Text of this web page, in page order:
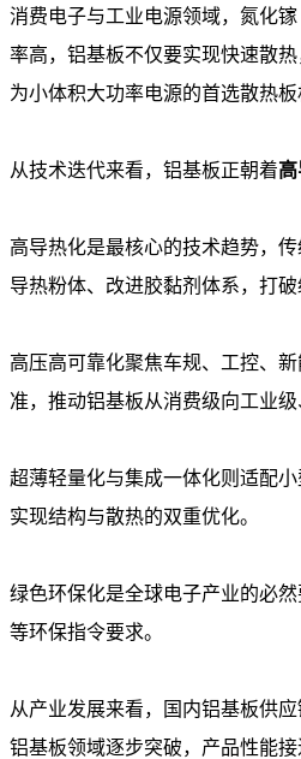
消费电子与工业电源领域，氮化
率高，铝基板不仅要实现快速散
为小体积大功率电源的首选散热板
从技术迭代来看，铝基板正朝着
高导热化是最核心的技术趋势，
导热粉体、改进胶黏剂体系，打
高压高可靠化聚焦车规、工控、
准，推动铝基板从消费级向工业级
超薄轻量化与集成一体化则适配
实现结构与散热的双重优化。
绿色环保化是全球电子产业的必
等环保指令要求。
从产业发展来看，国内铝基板供
铝基板领域逐步突破，产品性能